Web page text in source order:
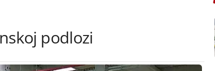
podlozi